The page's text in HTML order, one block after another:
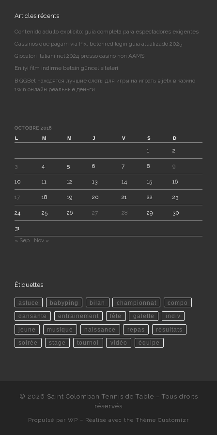
Articles récents
Contenido adulto explícito: guía completa para espectadores exigentes
Cassinos que pagam via Pix: betonred login guia atualizado 2025
Giocatori italiani nel 2024 presso casinò non AAMS ️
En iyi film indirme betsin güncel siteleri
В GGBet находятся лучшие слоты для игры на играть в jetx в казино
1win онлайн реальные деньги.
OCTOBRE 2016
L
M M J V S D
1 2
3 4 5 6 7 8 9
10 11 12 13 14 15 16
17 18 19 20 21 22 23
24 25 26 27 28 29 30
31
« Sep
Nov »
Étiquettes
astuce babyping bilan championnat compo
dansante entrainement fête galette indiv
jeune musique naissance repas résultats
soirée stage tournoi vidéo équipe
© 2026 Saint Colomban Tennis de Table – Tous droits
réservés
Propulsé par WP – Réalisé avec the Thème Customizr